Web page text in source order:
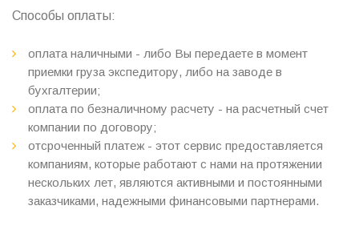
Способы оплаты:
оплата наличными - либо Вы передаете в момент
приемки груза экспедитору, либо на заводе в
бухгалтерии;
оплата по безналичному расчету - на расчетный счет
компании по договору;
отсроченный платеж - этот сервис предоставляется
компаниям, которые работают с нами на протяжении
нескольких лет, являются активными и постоянными
заказчиками, надежными финансовыми партнерами.